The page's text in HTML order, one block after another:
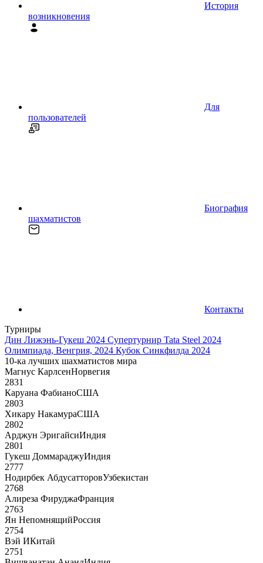
История
возникновения
Для
пользователей
Биография
шахматистов
Контакты
Турниры
Дин Лижэнь-Гукеш 2024 Супертурнир Tata Steel 2024
Олимпиада, Венгрия, 2024 Кубок Синкфилда 2024
10-ка лучших шахматистов мира
Магнус КарлсенНорвегия
2831
Каруана ФабианоСША
2803
Хикару НакамураСША
2802
Арджун ЭригайсиИндия
2801
Гукеш ДоммараджуИндия
2777
Нодирбек АбдусатторовУзбекистан
2768
Алиреза ФируджаФранция
2763
Ян НепомнящийРоссия
2754
Вэй ИКитай
2751